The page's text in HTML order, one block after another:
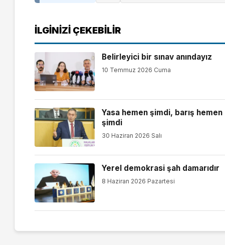
İLGINIZI ÇEKEBILIR
Belirleyici bir sınav anındayız
10 Temmuz 2026 Cuma
Yasa hemen şimdi, barış hemen
şimdi
30 Haziran 2026 Salı
Yerel demokrasi şah damarıdır
8 Haziran 2026 Pazartesi